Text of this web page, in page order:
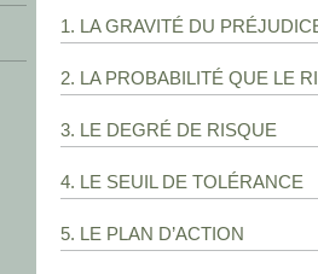
1. LA GRAVITÉ DU
2. LA PROBABILITÉ QUE LE
3. LE DEGRÉ DE RISQUE
4. LE SEUIL DE TOLÉRANCE
5. LE PLAN D’ACTION